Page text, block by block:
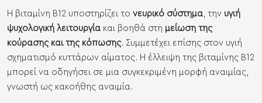
Η βιταμίνη Β12 υποστηρίζει το νευρικό σύστημα , την υγιή
ψυχολογική λειτουργία και βοηθά στη μείωση της
κούρασης και της κόπωσης. Συμμετέχει επίσης στον υγιή
σχηματισμό κυττάρων αίματος. Η έλλειψη της βιταμίνης Β12
μπορεί να οδηγήσει σε μια συγκεκριμένη μορφή αναιμίας,
γνωστή ως κακοήθης αναιμία.